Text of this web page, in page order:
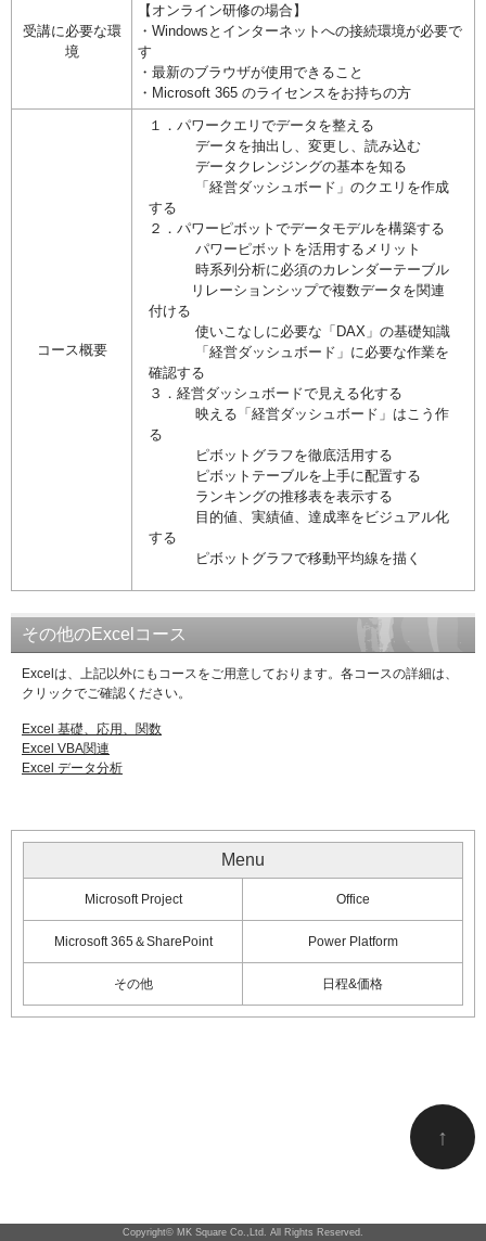
受講に必要な環
境
【オンライン研修の場合】
・ Windows とインターネットへの接続環境が必要で
す
・最新のブラウザが使用できること
・Microsoft 365 のライセンスをお持ちの方
コース概要
１．パワークエリでデータを整える
データを抽出し、変更し、読み込む
データクレンジングの基本を知る
「経営ダッシュボード」のクエリを作成
する
２． パワーピボットでデータモデルを構築する
パワーピボットを活用するメリット
時系列分析に必須のカレンダーテーブル
リレーションシップで複数データを関連
付ける
使いこなしに必要な「 DAX 」の基礎知識
「経営ダッシュボード」に必要な作業を
確認する
３．経営ダッシュボードで見える化する
映える「経営ダッシュボード」はこう作
る
ピボットグラフを徹底活用する
ピボットテーブルを上手に配置する
ランキングの推移表を表示する
目的値、実績値、達成率をビジュアル化
する
ピボットグラフで移動平均線を描く
その他のExcelコース
Excelは、上記以外にもコースをご用意しております。各コースの詳細は、
クリックでご確認ください。
Excel 基礎、応用、関数
Excel VBA関連
Excel データ分析
Menu
Microsoft Project Office
Microsoft 365＆SharePoint Power Platform
その他 日程&価格
↑
Copyright© MK Square Co.,Ltd. All Rights Reserved.